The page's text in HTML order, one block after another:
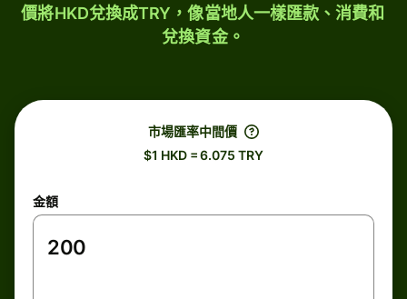
價將HKD兌換成TRY，像當地人一樣匯款、消費和
兌換資金。
市場匯率中間價
$1 HKD = 6.075 TRY
金額